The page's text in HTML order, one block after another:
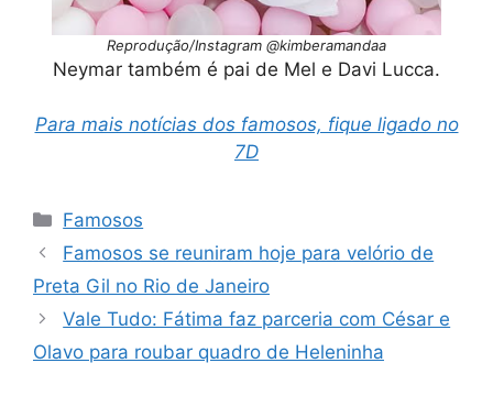
Reprodução/Instagram @kimberamandaa
Neymar também é pai de Mel e Davi Lucca.
Para mais notícias dos famosos, fique ligado no
7D
Categorias
Famosos
Famosos se reuniram hoje para velório de
Preta Gil no Rio de Janeiro
Vale Tudo: Fátima faz parceria com César e
Olavo para roubar quadro de Heleninha